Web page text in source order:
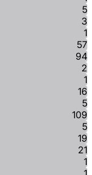
5
3
1
57
94
2
1
16
5
109
5
19
21
1